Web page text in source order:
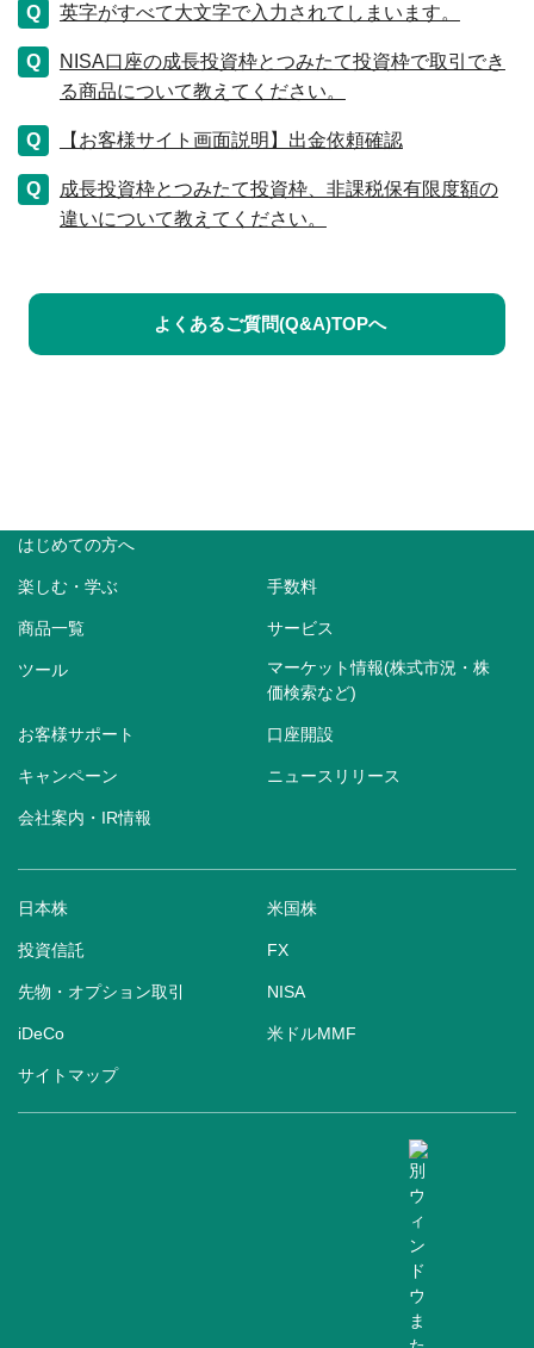
英字がすべて大文字で入力されてしまいます。
NISA口座の成長投資枠とつみたて投資枠で取引でき
る商品について教えてください。
【お客様サイト画面説明】出金依頼確認
成長投資枠とつみたて投資枠、非課税保有限度額の
違いについて教えてください。
よくあるご質問(Q&A)TOPへ
はじめての方へ
楽しむ・学ぶ 手数料
商品一覧 サービス
ツール
マーケット情報(株式市況・株
価検索など)
お客様サポート 口座開設
キャンペーン ニュースリリース
会社案内・IR情報
日本株 米国株
投資信託 FX
先物・オプション取引 NISA
iDeCo 米ドルMMF
サイトマップ